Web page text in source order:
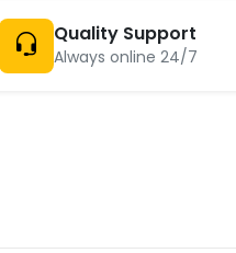
Quality Support
Always online 24/7